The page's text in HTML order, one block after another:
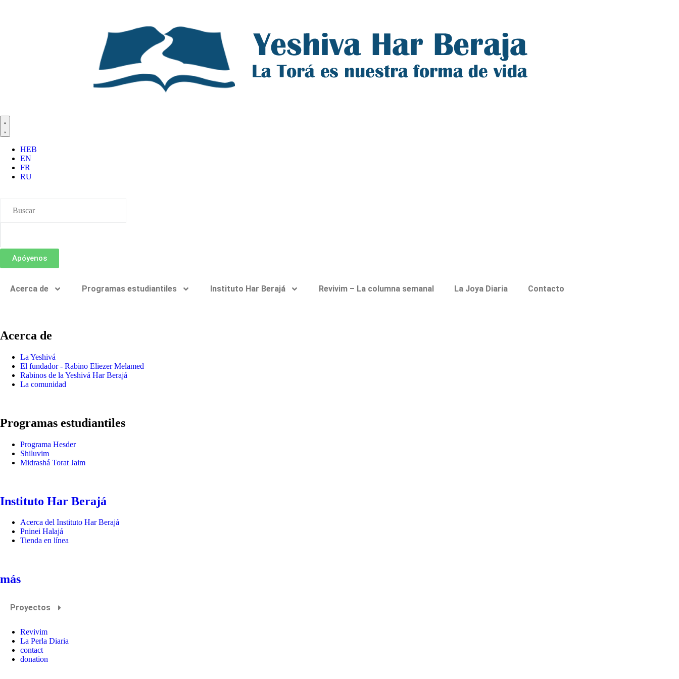
HEB
EN
FR
RU
Apóyenos
Acerca de Programas estudiantiles Instituto Har Berajá Revivim – La columna semanal La Joya Diaria Contacto
Acerca de
La Yeshivá
El fundador - Rabino Eliezer Melamed
Rabinos de la Yeshivá Har Berajá
La comunidad
Programas estudiantiles
Programa Hesder
Shiluvim
Midrashá Torat Jaim
Instituto Har Berajá
Acerca del Instituto Har Berajá
Pninei Halajá
Tienda en línea
más
Proyectos
Revivim
La Perla Diaria
contact
donation